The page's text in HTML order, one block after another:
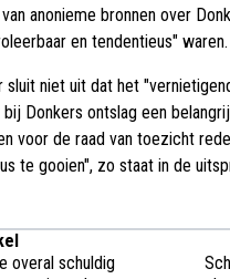
anonieme bronnen over
en tendentieus" waren.
sluit niet uit dat het
bij Donkers ontslag een
voor de raad van toezicht
te gooien", zo staat in de
overal schuldig